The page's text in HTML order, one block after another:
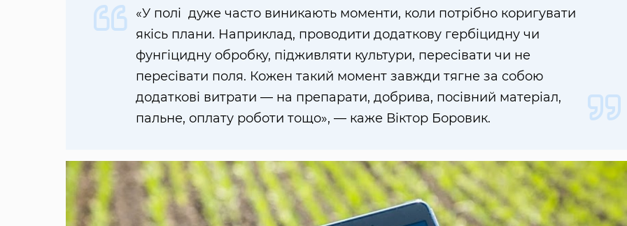
«У полі дуже часто виникають моменти, коли потрібно коригувати
якісь плани. Наприклад, проводити додаткову гербіцидну чи
фунгіцидну обробку, підживляти культури, пересівати чи не
пересівати поля. Кожен такий момент завжди тягне за собою
додаткові витрати — на препарати, добрива, посівний матеріал,
пальне, оплату роботи тощо», — каже Віктор Боровик.